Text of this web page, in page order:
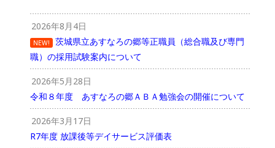
2026年8月4日
NEW!
茨城県立あすなろの郷等正職員（総合職及び専門
職）の採用試験案内について
2026年5月28日
令和８年度 あすなろの郷ＡＢＡ勉強会の開催について
2026年3月17日
R7年度 放課後等デイサービス評価表